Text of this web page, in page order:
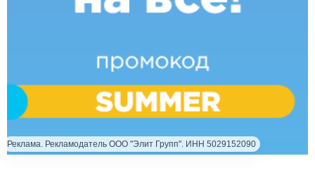
Реклама. Рекламодатель ООО "Элит Групп". ИНН 5029152090